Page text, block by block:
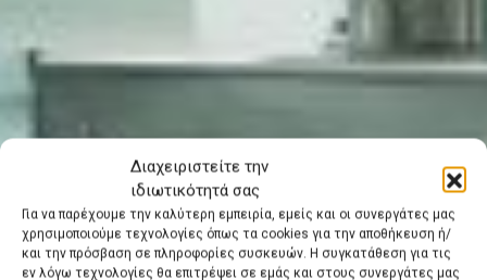
Διαχειριστείτε την
ιδιωτικότητά σας
Για να παρέχουμε την καλύτερη εμπειρία, εμείς και οι συνεργάτες μας
χρησιμοποιούμε τεχνολογίες όπως τα cookies για την αποθήκευση ή/
και την πρόσβαση σε πληροφορίες συσκευών. Η συγκατάθεση για τις
εν λόγω τεχνολογίες θα επιτρέψει σε εμάς και στους συνεργάτες μας